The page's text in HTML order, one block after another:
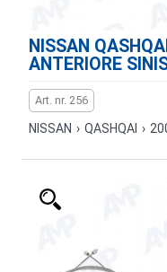
NISSAN
ANTERIORE
Art. nr. 256
NISSAN › QASHQAI ›